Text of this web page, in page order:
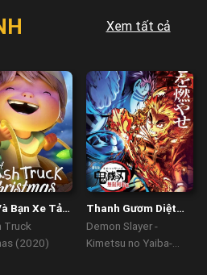
Xem tất cả
Bạn Xe Tải
Giáng Sinh
Truck
(2020)
Thanh Gươm Diệt
Quỷ: Chuyến Tàu Vô
Demon Slayer -
Kimetsu no Yaiba-